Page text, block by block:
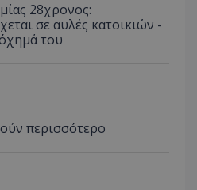
28χρονος:
σε αυλές κατοικιών -
του
περισσότερο